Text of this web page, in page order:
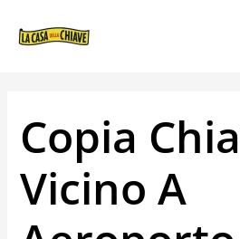
Copia
Vicino A
ARTICOLI